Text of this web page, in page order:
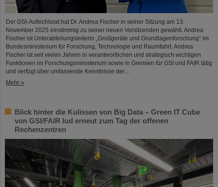
Der GSI-Aufsichtsrat hat Dr. Andrea Fischer in seiner Sitzung am 13.
November 2025 einstimmig zu seiner neuen Vorsitzenden gewählt. Andrea
Fischer ist Unterabteilungsleiterin „Großgeräte und Grundlagenforschung“ im
Bundesministerium für Forschung, Technologie und Raumfahrt. Andrea
Fischer ist seit vielen Jahren in verantwortlichen und strategisch wichtigen
Funktionen im Forschungsministerium sowie in Gremien für GSI und FAIR tätig
und verfügt über umfassende Kenntnisse der…
Mehr »
Blick hinter die Kulissen von Big Data – Green IT Cube
von GSI/FAIR lud erneut zum Tag der offenen
Rechenzentren